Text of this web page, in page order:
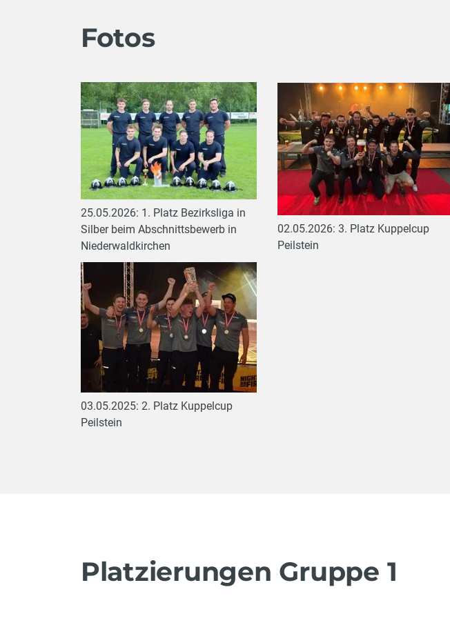
Fotos
25.05.2026: 1. Platz Bezirksliga in
Silber beim Abschnittsbewerb in
Niederwaldkirchen
02.05.2026: 3. Platz Kuppelcup
Peilstein
03.05.2025: 2. Platz Kuppelcup
Peilstein
Platzierungen Gruppe 1